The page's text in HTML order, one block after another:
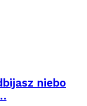
niebo